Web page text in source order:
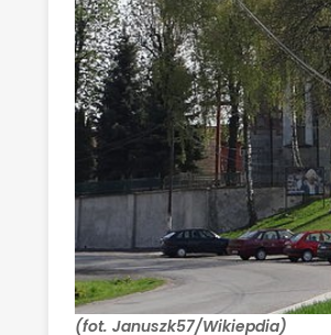
(fot. Januszk57/Wikiepdia)